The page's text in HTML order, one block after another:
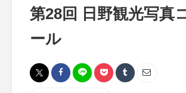
第28回 日野観光写真
ール